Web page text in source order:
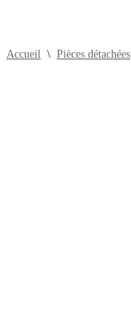
Accueil \ Pièces détachées